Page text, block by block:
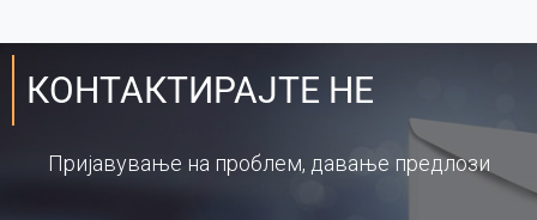
КОНТАКТИРАЈТЕ НЕ
Пријавување на проблем, давање предлози